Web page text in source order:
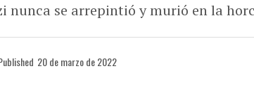
nunca se arrepintió y murió en la
20 de marzo de 2022